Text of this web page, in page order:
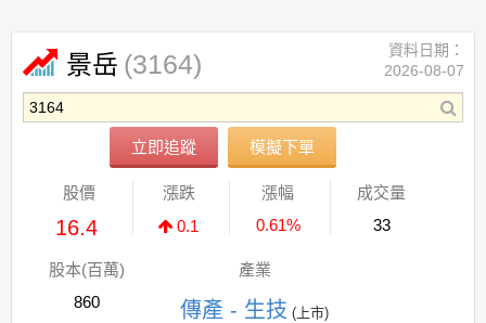
景岳 (3164)
立即追蹤 模擬下單
資料日期：
2026-08-07
股價
16.4
漲跌
0.1
漲幅
0.61%
成交量
33
股本(百萬)
860
產業
傳產 - 生技 (上市)